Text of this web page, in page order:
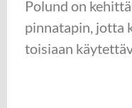
Polund on
pinnatapin, jotta
toisiaan